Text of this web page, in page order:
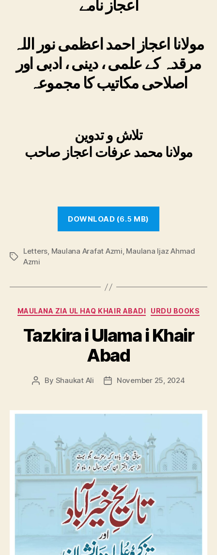
اعجاز نامے
مولانا اعجاز احمد اعظمی نور اللہ
مرقدہ کے علمی ، دینی ، ادبی اور
اصلاحی مکاتیب کا مجموعہ
تلاش و تدوین
مولانا محمد عرفات اعجاز صاحب
DOWNLOAD (6.5 MB)
Tags
Letters, Maulana Arafat Azmi, Maulana Ijaz Ahmad
Azmi
Categories
MAULANA ZIA UL HAQ KHAIR ABADI URDU BOOKS
Tazkira i Ulama i Khair
Abad
Post
By Shaukat Ali
PostNovember 25, 2024